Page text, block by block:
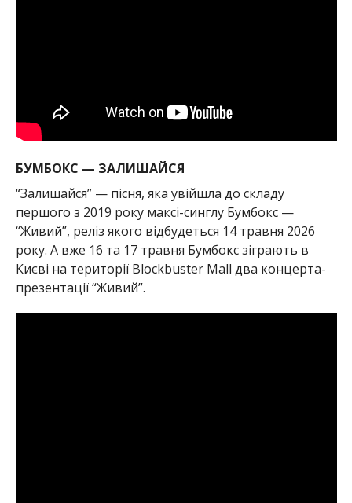
БУМБОКС — ЗАЛИШАЙСЯ
“Залишайся” — пісня, яка увійшла до складу
першого з 2019 року максі-синглу Бумбокс —
“Живий”, реліз якого відбудеться 14 травня 2026
року. А вже 16 та 17 травня Бумбокс зіграють в
Києві на території Blockbuster Mall два концерта-
презентації “Живий”.